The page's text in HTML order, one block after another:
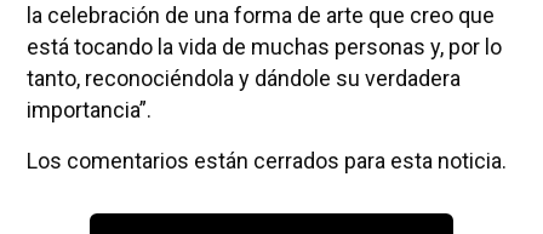
la celebración de una forma de arte que creo que
está tocando la vida de muchas personas y, por lo
tanto, reconociéndola y dándole su verdadera
importancia”.
Los comentarios están cerrados para esta noticia.